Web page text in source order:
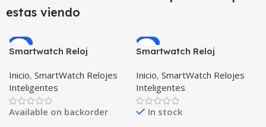
estas viendo
-9%
Smartwatch Reloj
WATCH BLACK™ (PK W34
Iwo 10 12) Compatible
Android y iPhone
Inicio, SmartWatch Relojes
Inteligentes
Available on backorder
-9%
Smartwatch Reloj
BAND X PRO™
(Smartwatch p70)
Compatible Android IOS
Inicio, SmartWatch Relojes
Inteligentes
In stock